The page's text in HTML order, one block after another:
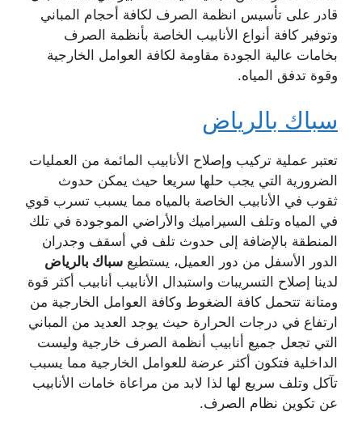
قادر على تأسيس انظمة الصرف لكافة أحجام المباني
وتوفير كافة أنواع الأنابيب الخاصة بأنظمة الصرف
بخامات عالية الجودة مقاومة لكافة العوامل الخارجية
وقوة تدفق المياه.
سباك بالرياض
تعتبر عملية تركيب وإصلاح الأنابيب المائمة من العمليات
الضرورية التي يجب حلها سريعا حيث يمكن حدوث
ثقوب في الأنابيب الخاصة بالمياه مما يسبب تسرب قوي
في المياه وتلف السيراميك والأراضي الموجودة في تلك
المنطقة بالإضافة إلى حدوث تلف في أسقف وجدران
الدور الأسفل من دور العميل، يستطيع سباك بالرياض
لدينا إصلاح التسريبات واستبدال الأنابيب أنابيب أكثر قوة
ومتانة تتحمل كافة الضغوط وكافة العوامل الخارجية من
ارتفاع في درجات الحرارة حيث يوجد العديد من المباني
التي تجعل جميع أنابيب أنظمة الصرف خارجية وليست
الداخلية فتكون أكثر عرضة للعوامل الخارجية مما يسبب
تآكل وتلف سريع لها لذا لابد من مراعاة خامات الأنابيب
عن تكوين نظام الصرف.